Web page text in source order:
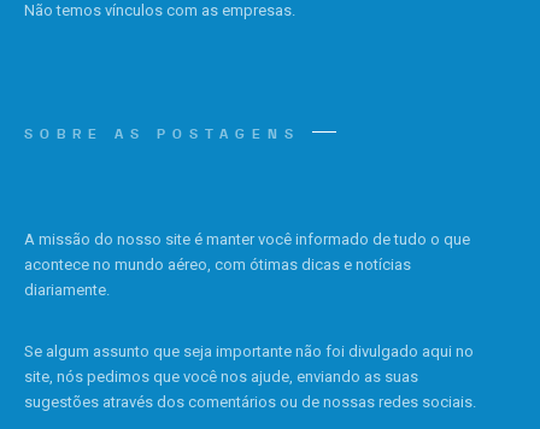
Não temos vínculos com as empresas.
SOBRE AS POSTAGENS
A missão do nosso site é manter você informado de tudo o que
acontece no mundo aéreo, com ótimas dicas e notícias
diariamente.
Se algum assunto que seja importante não foi divulgado aqui no
site, nós pedimos que você nos ajude, enviando as suas
sugestões através dos comentários ou de nossas redes sociais.